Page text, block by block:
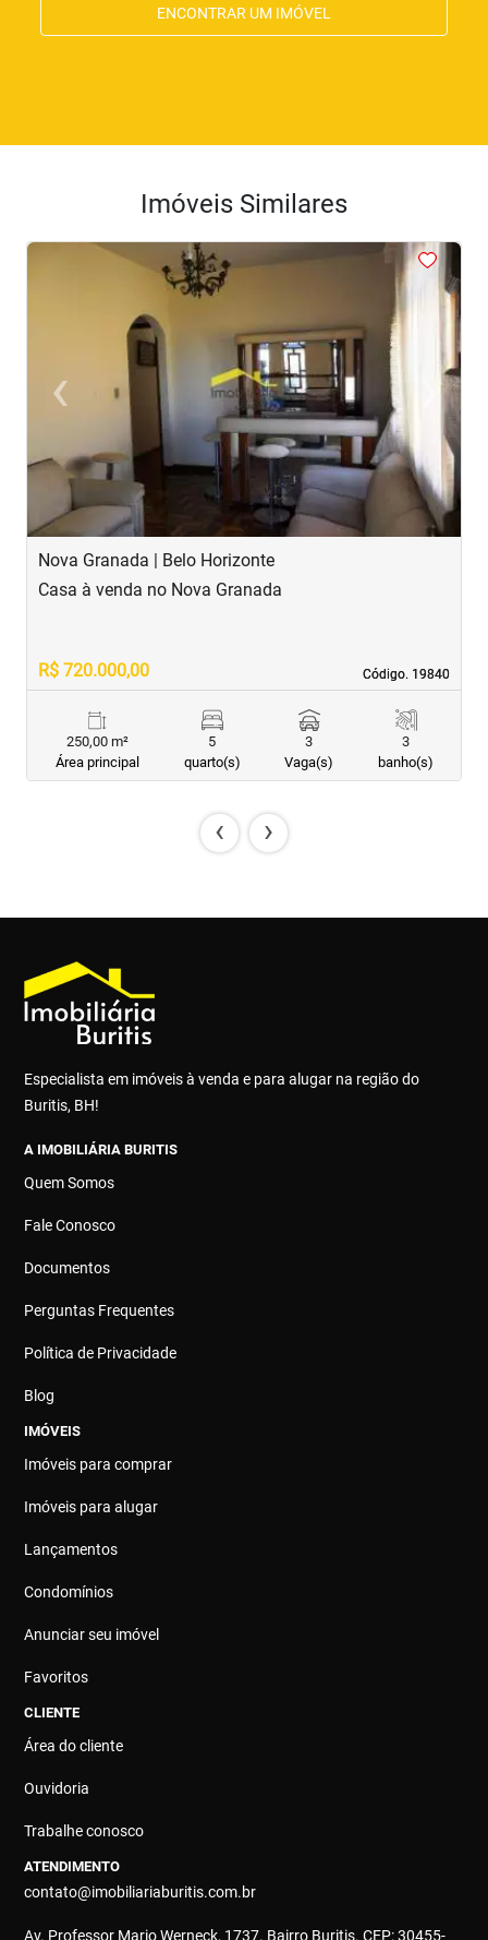
ENCONTRAR UM IMÓVEL
Imóveis Similares
‹Previous Next
Nova Granada | Belo Horizonte
Código. 19840
Código. 19840
Casa à venda no Nova Granada
R$ 720.000,00
250,00 m²
Área principal
5
quarto(s)
3
Vaga(s)
3
banho(s)
‹ ›
Especialista em imóveis à venda e para alugar na região do
Buritis, BH!
A IMOBILIÁRIA BURITIS
Quem Somos
Fale Conosco
Documentos
Perguntas Frequentes
Política de Privacidade
Blog
IMÓVEIS
Imóveis para comprar
Imóveis para alugar
Lançamentos
Condomínios
Anunciar seu imóvel
Favoritos
CLIENTE
Área do cliente
Ouvidoria
Trabalhe conosco
ATENDIMENTO
contato@imobiliariaburitis.com.br
Av. Professor Mario Werneck, 1737. Bairro Buritis. CEP: 30455-